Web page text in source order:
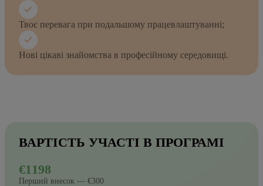
Твоє перевага при подальшому працевлаштуванні;
Нові цікаві знайомства в професійному середовищі.
ВАРТІСТЬ УЧАСТІ В ПРОГРАМІ
€1198
Перший внесок — €300